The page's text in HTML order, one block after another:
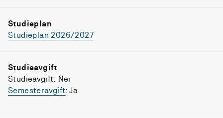
Studieplan
Studieplan 2026/2027
Studieavgift
Studieavgift: Nei
Semesteravgift: Ja